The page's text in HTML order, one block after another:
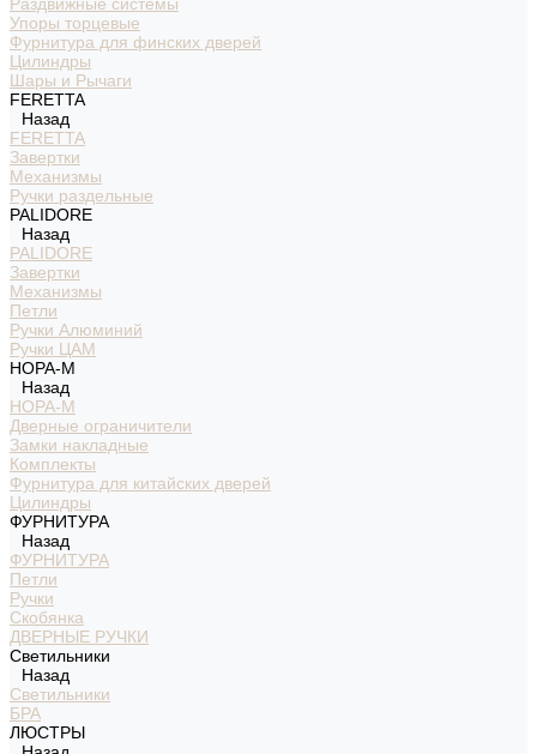
Упоры торцевые
Фурнитура для финских дверей
Цилиндры
Шары и Рычаги
FERETTA
Назад
FERETTA
Завертки
Механизмы
Ручки раздельные
PALIDORE
Назад
PALIDORE
Завертки
Механизмы
Петли
Ручки Алюминий
Ручки ЦАМ
НОРА-М
Назад
НОРА-М
Дверные ограничители
Замки накладные
Комплекты
Фурнитура для китайских дверей
Цилиндры
ФУРНИТУРА
Назад
ФУРНИТУРА
Петли
Ручки
Скобянка
ДВЕРНЫЕ РУЧКИ
Светильники
Назад
Светильники
БРА
ЛЮСТРЫ